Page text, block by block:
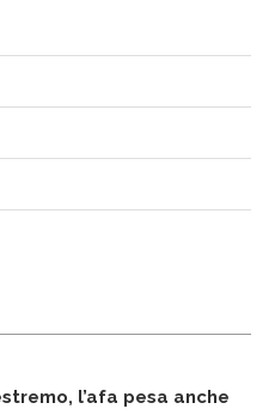
l’afa pesa anche